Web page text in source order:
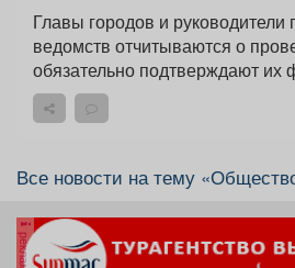
Главы городов и
ведомств отчитываются о
обязательно подтверждают их
Все новости на тему
реклама